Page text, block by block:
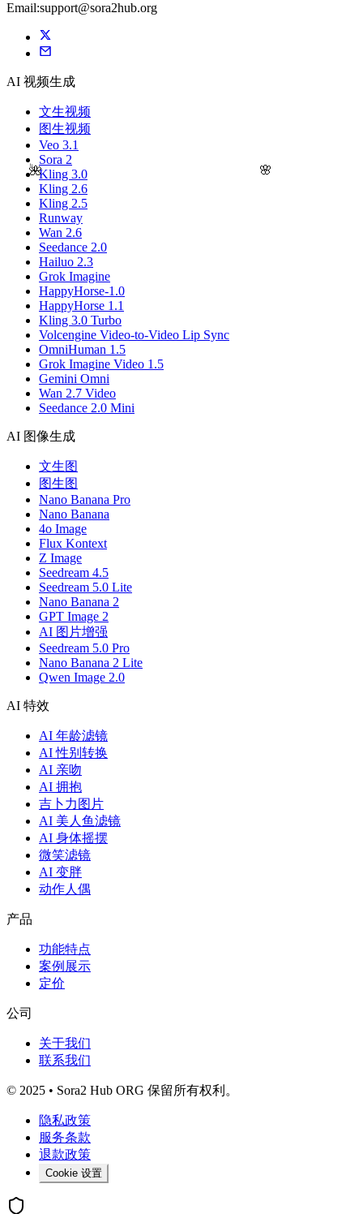
🌺 🌸
Email:support@sora2hub.org
AI 视频生成
文生视频
图生视频
Veo 3.1
Sora 2
Kling 3.0
Kling 2.6
Kling 2.5
Runway
Wan 2.6
Seedance 2.0
Hailuo 2.3
Grok Imagine
HappyHorse-1.0
HappyHorse 1.1
Kling 3.0 Turbo
Volcengine Video-to-Video Lip Sync
OmniHuman 1.5
Grok Imagine Video 1.5
Gemini Omni
Wan 2.7 Video
Seedance 2.0 Mini
AI 图像生成
文生图
图生图
Nano Banana Pro
Nano Banana
4o Image
Flux Kontext
Z Image
Seedream 4.5
Seedream 5.0 Lite
Nano Banana 2
GPT Image 2
AI 图片增强
Seedream 5.0 Pro
Nano Banana 2 Lite
Qwen Image 2.0
AI 特效
AI 年龄滤镜
AI 性别转换
AI 亲吻
AI 拥抱
吉卜力图片
AI 美人鱼滤镜
AI 身体摇摆
微笑滤镜
AI 变胖
动作人偶
产品
功能特点
案例展示
定价
公司
关于我们
联系我们
© 2025 • Sora2 Hub ORG 保留所有权利。
隐私政策
服务条款
退款政策
Cookie 设置